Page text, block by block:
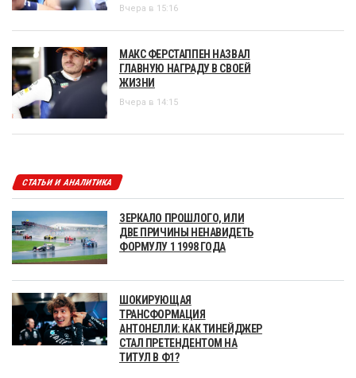
Вчера в 15:16
МАКС ФЕРСТАППЕН НАЗВАЛ
ГЛАВНУЮ НАГРАДУ В СВОЕЙ
ЖИЗНИ
Вчера в 14:15
СТАТЬИ И АНАЛИТИКА
ЗЕРКАЛО ПРОШЛОГО, ИЛИ
ДВЕ ПРИЧИНЫ НЕНАВИДЕТЬ
ФОРМУЛУ 1 1998 ГОДА
ШОКИРУЮЩАЯ
ТРАНСФОРМАЦИЯ
АНТОНЕЛЛИ: КАК ТИНЕЙДЖЕР
СТАЛ ПРЕТЕНДЕНТОМ НА
ТИТУЛ В Ф1?